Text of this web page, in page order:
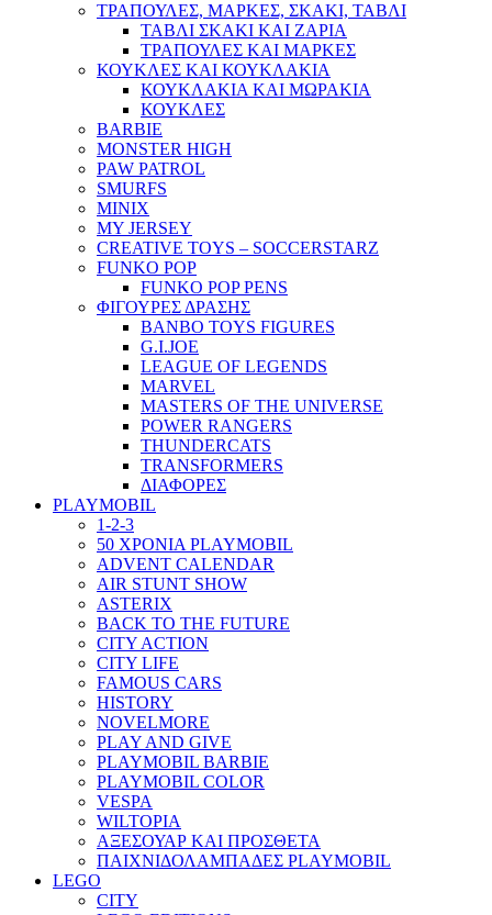
ΤΡΑΠΟΥΛΕΣ, ΜΑΡΚΕΣ, ΣΚΑΚΙ, ΤΑΒΛΙ
ΤΑΒΛΙ ΣΚΑΚΙ ΚΑΙ ΖΑΡΙΑ
ΤΡΑΠΟΥΛΕΣ ΚΑΙ ΜΑΡΚΕΣ
ΚΟΥΚΛΕΣ ΚΑΙ ΚΟΥΚΛΑΚΙΑ
ΚΟΥΚΛΑΚΙΑ ΚΑΙ ΜΩΡΑΚΙΑ
ΚΟΥΚΛΕΣ
BARBIE
MONSTER HIGH
PAW PATROL
SMURFS
MINIX
MY JERSEY
CREATIVE TOYS – SOCCERSTARZ
FUNKO POP
FUNKO POP PENS
ΦΙΓΟΥΡΕΣ ΔΡΑΣΗΣ
BANBO TOYS FIGURES
G.I.JOE
LEAGUE OF LEGENDS
MARVEL
MASTERS OF THE UNIVERSE
POWER RANGERS
THUNDERCATS
TRANSFORMERS
ΔΙΑΦΟΡΕΣ
PLAYMOBIL
1-2-3
50 ΧΡΟΝΙΑ PLAYMOBIL
ADVENT CALENDAR
AIR STUNT SHOW
ASTERIX
BACK TO THE FUTURE
CITY ACTION
CITY LIFE
FAMOUS CARS
HISTORY
NOVELMORE
PLAY AND GIVE
PLAYMOBIL BARBIE
PLAYMOBIL COLOR
VESPA
WILTOPIA
ΑΞΕΣΟΥΑΡ ΚΑΙ ΠΡΟΣΘΕΤΑ
ΠΑΙΧΝΙΔΟΛΑΜΠΑΔΕΣ PLAYMOBIL
LEGO
CITY